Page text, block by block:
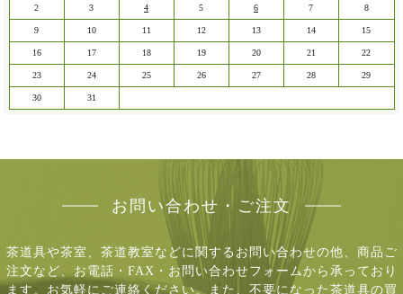
2 3 4 5 6 7 8
9 10 11 12 13 14 15
16 17 18 19 20 21 22
23 24 25 26 27 28 29
30 31
お問い合わせ・ご注文
茶道具や茶室、茶道教室などに関するお問い合わせの他、商品ご
注文など、 お電話・FAX・お問い合わせフォームから承っており
ます。お気軽にご連絡ください。
また、不要になった茶道具の買